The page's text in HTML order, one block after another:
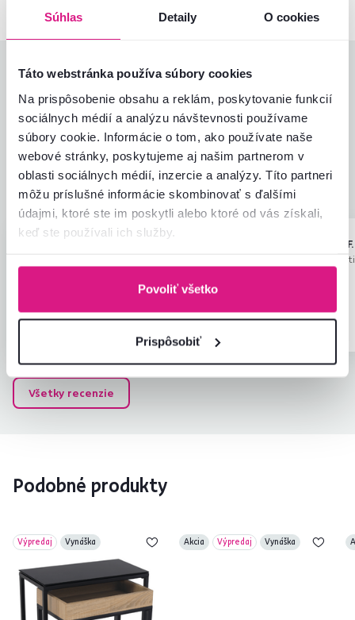
Súhlas Detaily O cookies
Táto webstránka používa súbory cookies
Na prispôsobenie obsahu a reklám, poskytovanie funkcií
sociálnych médií a analýzu návštevnosti používame
súbory cookie. Informácie o tom, ako používate naše
webové stránky, poskytujeme aj našim partnerom v
oblasti sociálnych médií, inzercie a analýzy. Títo partneri
môžu príslušné informácie skombinovať s ďalšími
údajmi, ktoré ste im poskytli alebo ktoré od vás získali,
keď ste používali ich služby.
Povoliť všetko
Prispôsobiť
Hodnotenia produktu
4,6
2recenzie
Jednoduchosť montáže
5,0
Kvalita výrobku
Zodpovedá očakávaniam
Zabalenie výrobku
5,0
Pomer hodnoty a ceny
4,5
Miroslava F.
19.7.2023,
Overený nákup
Všetky recenzie
Podobné produkty
Výpredaj Vynáška Akcia Výpredaj Vynáška